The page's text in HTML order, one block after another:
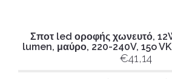
Σποτ led οροφής χωνευτό,
lumen, μαύρο, 220-240V, 15o
€41,14